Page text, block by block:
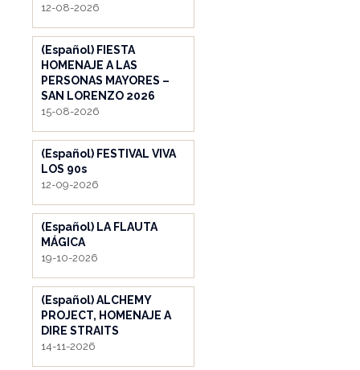
12-08-2026
(Español) FIESTA
HOMENAJE A LAS
PERSONAS MAYORES –
SAN LORENZO 2026
15-08-2026
(Español) FESTIVAL VIVA
LOS 90s
12-09-2026
(Español) LA FLAUTA
MÁGICA
19-10-2026
(Español) ALCHEMY
PROJECT, HOMENAJE A
DIRE STRAITS
14-11-2026